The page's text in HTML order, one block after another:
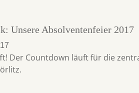
Unsere Absolventenfeier 2017
Der Countdown läuft für die